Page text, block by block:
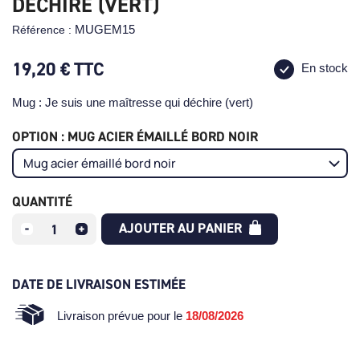
Référence : MUGEM15
19,20 €TTC En stock
Mug : Je suis une maîtresse qui déchire (vert)
OPTION : MUG ACIER ÉMAILLÉ BORD NOIR
QUANTITÉ
AJOUTER AU PANIER
DATE DE LIVRAISON ESTIMÉE
Livraison prévue pour le 18/08/2026